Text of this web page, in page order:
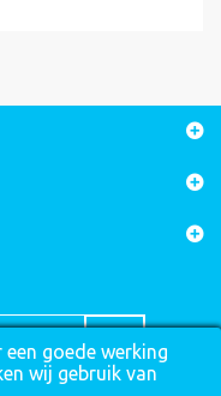
goede werking
wij gebruik van